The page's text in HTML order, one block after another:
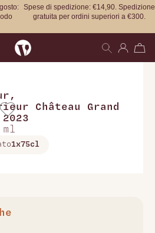
Spese di spedizione: €14,90. Spedizione
gratuita per ordini superiori a €300.
,
Château Grand
1x75cl